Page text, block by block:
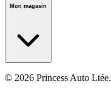
Mon magasin
© 2026 Princess Auto Ltée.